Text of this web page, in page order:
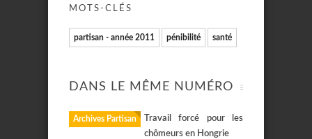
MOTS-CLÉS
partisan - année 2011 pénibilité santé
DANS LE MÊME NUMÉRO
Archives Partisan
Travail forcé pour les
chômeurs en Hongrie